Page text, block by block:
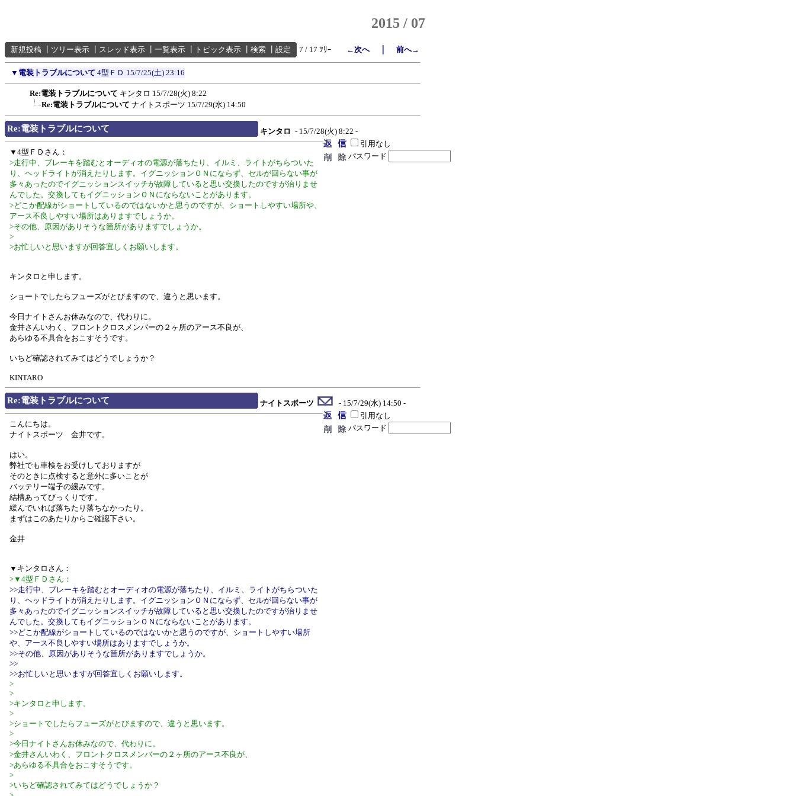
2015 / 07
新規投稿 ツリー表示 スレッド表示 一覧表示 トピック表示 検索 設定 7 / 17 ﾂﾘｰ ←次へ｜ 前へ→
▼ 電装トラブルについて 4型ＦＤ 15/7/25(土) 23:16
Re:電装トラブルについて キンタロ 15/7/28(火) 8:22
Re:電装トラブルについて ナイトスポーツ 15/7/29(水) 14:50
Re:電装トラブルについて キンタロ - 15/7/28(火) 8:22 -
引用なし
パスワード
▼4型ＦＤさん：
>走行中、ブレーキを踏むとオーディオの電源が落ちたり、イルミ、ライトがちらついた
り、ヘッドライトが消えたりします。イグニッションＯＮにならず、セルが回らない事が
多々あったのでイグニッションスイッチが故障していると思い交換したのですが治りませ
んでした。交換してもイグニッションＯＮにならないことがあります。
>どこか配線がショートしているのではないかと思うのですが、ショートしやすい場所や、
アース不良しやすい場所はありますでしょうか。
>その他、原因がありそうな箇所がありますでしょうか。
>
>お忙しいと思いますが回答宜しくお願いします。
キンタロと申します。
ショートでしたらフューズがとびますので、違うと思います。
今日ナイトさんお休みなので、代わりに。
金井さんいわく、フロントクロスメンバーの２ヶ所のアース不良が、
あらゆる不具合をおこすそうです。
いちど確認されてみてはどうでしょうか？
KINTARO
Re:電装トラブルについて ナイトスポーツ
- 15/7/29(水) 14:50 -
引用なし
パスワード
こんにちは。
ナイトスポーツ 金井です。
はい。
弊社でも車検をお受けしておりますが
そのときに点検すると意外に多いことが
バッテリー端子の緩みです。
結構あってびっくりです。
緩んでいれば落ちたり落ちなかったり。
まずはこのあたりからご確認下さい。
金井
▼キンタロさん：
>▼4型ＦＤさん：
>>走行中、ブレーキを踏むとオーディオの電源が落ちたり、イルミ、ライトがちらついた
り、ヘッドライトが消えたりします。イグニッションＯＮにならず、セルが回らない事が
多々あったのでイグニッションスイッチが故障していると思い交換したのですが治りませ
んでした。交換してもイグニッションＯＮにならないことがあります。
>>どこか配線がショートしているのではないかと思うのですが、ショートしやすい場所
や、アース不良しやすい場所はありますでしょうか。
>>その他、原因がありそうな箇所がありますでしょうか。
>>
>>お忙しいと思いますが回答宜しくお願いします。
>
>
>キンタロと申します。
>
>ショートでしたらフューズがとびますので、違うと思います。
>
>今日ナイトさんお休みなので、代わりに。
>金井さんいわく、フロントクロスメンバーの２ヶ所のアース不良が、
>あらゆる不具合をおこすそうです。
>
>いちど確認されてみてはどうでしょうか？